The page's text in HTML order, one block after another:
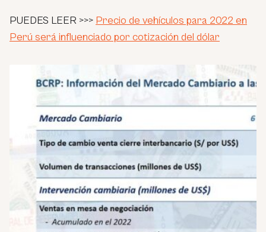
PUEDES LEER >>> Precio de vehículos para 2022 en
Perú será influenciado por cotización del dólar